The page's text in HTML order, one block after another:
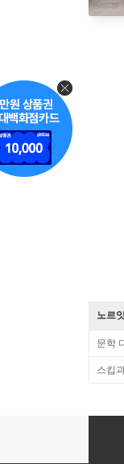
문학
스킵
눈피